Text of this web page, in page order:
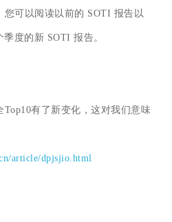
可以阅读以前的 SOTI 报告以
度的新 SOTI 报告。
Top10有了新变化，这对我们意味
article/dpjsjio.html